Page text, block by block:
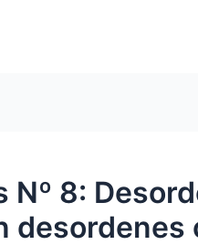
Nº 8:
desordenes